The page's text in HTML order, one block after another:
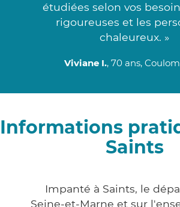
étudiées selon vos
rigoureuses et les
chaleureux. »
Viviane I., 70 ans,
Informations
Saints
Impanté à Saints, le
Seine-et-Marne et sur